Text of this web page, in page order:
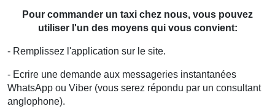
Pour commander un taxi chez nous, vous pouvez
utiliser l'un des moyens qui vous convient:
- Remplissez l'application sur le site.
- Ecrire une demande aux messageries instantanées
WhatsApp ou Viber (vous serez répondu par un consultant
anglophone).